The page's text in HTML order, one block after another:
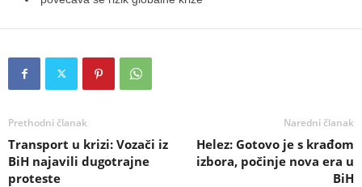
Prethodni članak
Transport u krizi: Vozači iz
BiH najavili dugotrajne
proteste
Naredni članak
Helez: Gotovo je s krađom
izbora, počinje nova era u
BiH